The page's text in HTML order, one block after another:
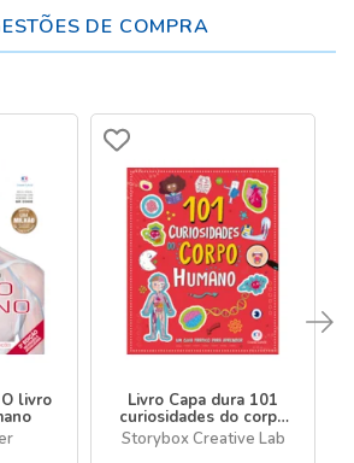
DE COMPRA
livro Livro Capa dura 101
curiosidades do corpo
humano
Storybox Creative Lab